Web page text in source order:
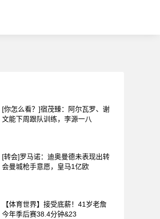
[你怎么看？]宿茂臻：阿尔瓦罗、谢
文能下周跟队训练，李源一八
[转会]罗马诺：迪奥曼德未表现出转
会曼城枪手意愿，皇马1亿欧
【体育世界】接受底薪！41岁老詹
今年季后赛38.4分钟&23